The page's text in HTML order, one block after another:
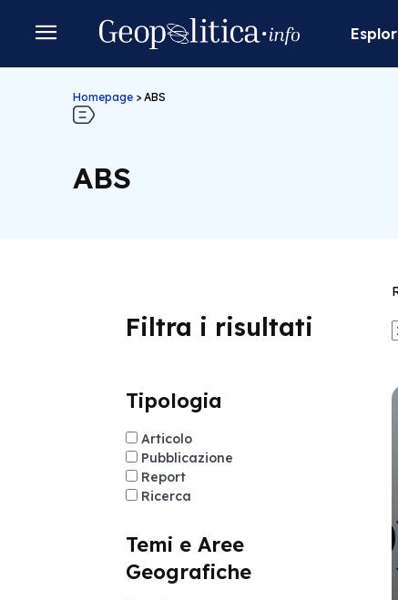
Homepage > ABS
ABS
Filtra i risultati
Tipologia
Articolo
Pubblicazione
Report
Ricerca
Temi e Aree
Geografiche